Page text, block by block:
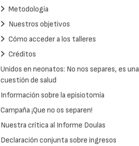
Metodología
Nuestros objetivos
Cómo acceder a los talleres
Créditos
Unidos en neonatos: No nos separes, es una
cuestión de salud
Información sobre la episiotomía
Campaña ¡Que no os separen!
Nuestra crítica al Informe Doulas
Declaración conjunta sobre ingresos